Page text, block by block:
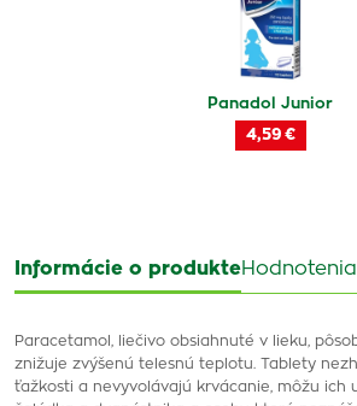
Panadol Junior
4,59 €
Informácie o produkte
Paracetamol, liečivo obsiahnuté v lieku,
znižuje zvýšenú telesnú teplotu. Tablety
ťažkosti a nevyvolávajú krvácanie, môžu ich